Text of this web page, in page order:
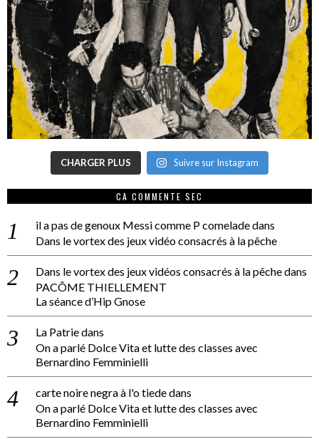
CHARGER PLUS Suivre sur Instagram
CA COMMENTE SEC
il a pas de genoux Messi comme P comeladedans
Dans le vortex des jeux vidéo consacrés à la pêche
Dans le vortex des jeux vidéos consacrés à la pêchedans
PACÔME THIELLEMENT
La séance d’Hip Gnose
La Patriedans
On a parlé Dolce Vita et lutte des classes avec
Bernardino Femminielli
carte noire negra à l'o tiededans
On a parlé Dolce Vita et lutte des classes avec
Bernardino Femminielli